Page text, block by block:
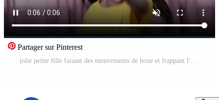
Partager sur Pinterest
jolie petite fille faisant des mouvements de boxe et frappant l'air pour faire de l'exercice à l'intérieur. drôle de petite fille de boxe sur un fond de rideau rose à la maison. Vidéo Gratuite